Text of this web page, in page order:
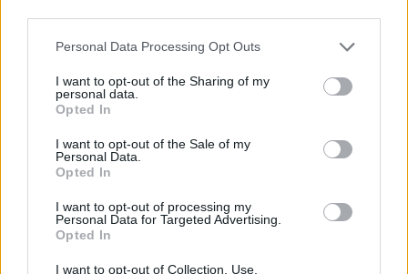
Personal Data Processing Opt Outs
I want to opt-out of the Sharing of my
personal data.
Opted In
I want to opt-out of the Sale of my
Personal Data.
Opted In
I want to opt-out of processing my
Personal Data for Targeted Advertising.
Opted In
I want to opt-out of Collection, Use,
O Ιούλιος 2026 επανέφερε τα
μεγέθη του Ομίλου JUMBO στο
της διοίκησης
Σε 27 χώρες της Ευρωπαϊκής
06/08/26|13:38
Τριετή χρηματοδοτική συμφωνία